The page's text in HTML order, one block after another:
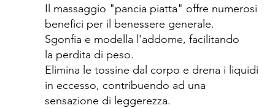
Il massaggio "pancia piatta" offre numerosi
benefici per il benessere generale.
Sgonfia e modella l'addome, facilitando
la perdita di peso.
Elimina le tossine dal corpo e drena i liquidi
in eccesso, contribuendo ad una
sensazione di leggerezza.